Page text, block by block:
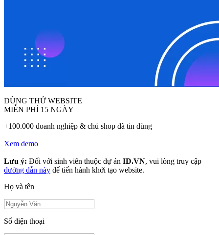
DÙNG THỬ WEBSITE
MIỄN PHÍ 15 NGÀY
+100.000 doanh nghiệp & chủ shop đã tin dùng
Xem demo
Lưu ý: Đối với sinh viên thuộc dự án ID.VN, vui lòng truy cập
đường dẫn này để tiến hành khởi tạo website.
Họ và tên
Số điện thoại